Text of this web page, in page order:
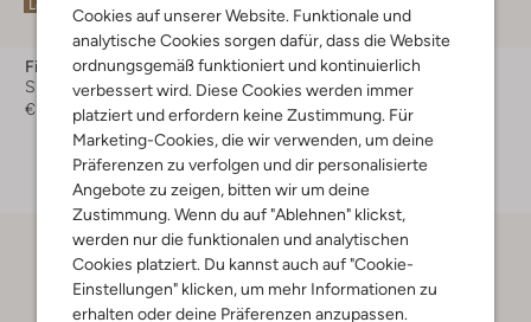
Cookies auf unserer Website. Funktionale und
analytische Cookies sorgen dafür, dass die Website
ordnungsgemäß funktioniert und kontinuierlich
verbessert wird. Diese Cookies werden immer
platziert und erfordern keine Zustimmung. Für
Marketing-Cookies, die wir verwenden, um deine
Präferenzen zu verfolgen und dir personalisierte
Angebote zu zeigen, bitten wir um deine
Zustimmung. Wenn du auf "Ablehnen" klickst,
werden nur die funktionalen und analytischen
Cookies platziert. Du kannst auch auf "Cookie-
Einstellungen" klicken, um mehr Informationen zu
erhalten oder deine Präferenzen anzupassen.
Letzter Artikel
Fila
Sneaker Low
€ 59,99
Fila
Sneaker Low
€ 74,99
+ mehr farben